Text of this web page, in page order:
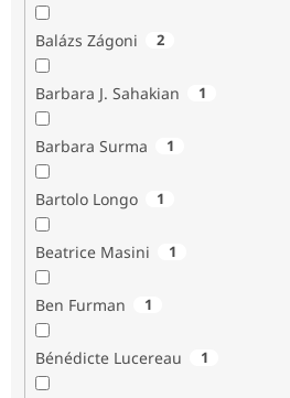
Balázs Zágoni 2
Barbara J. Sahakian 1
Barbara Surma 1
Bartolo Longo 1
Beatrice Masini 1
Ben Furman 1
Bénédicte Lucereau 1